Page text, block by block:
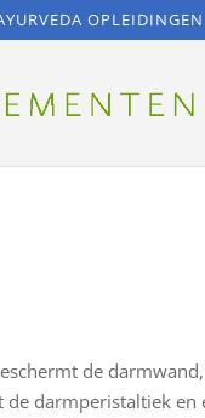
OPLEIDINGEN
de
darmperistaltiek